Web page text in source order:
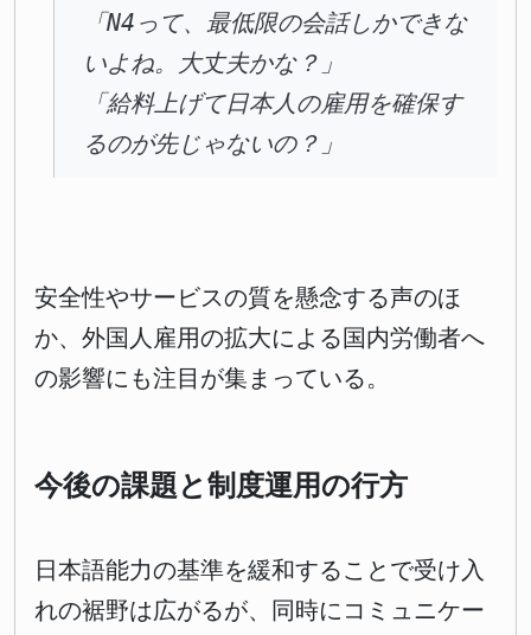
「N4って、最低限の会話しかできな
いよね。大丈夫かな？」
「給料上げて日本人の雇用を確保す
るのが先じゃないの？」
安全性やサービスの質を懸念する声のほ
か、外国人雇用の拡大による国内労働者へ
の影響にも注目が集まっている。
今後の課題と制度運用の行方
日本語能力の基準を緩和することで受け入
れの裾野は広がるが、同時にコミュニケー